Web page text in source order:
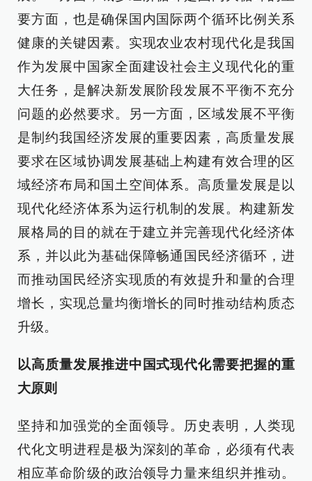
要方面，也是确保国内国际两个循环比例关系
健康的关键因素。实现农业农村现代化是我国
作为发展中国家全面建设社会主义现代化的重
大任务，是解决新发展阶段发展不平衡不充分
问题的必然要求。另一方面，区域发展不平衡
是制约我国经济发展的重要因素，高质量发展
要求在区域协调发展基础上构建有效合理的区
域经济布局和国土空间体系。高质量发展是以
现代化经济体系为运行机制的发展。构建新发
展格局的目的就在于建立并完善现代化经济体
系，并以此为基础保障畅通国民经济循环，进
而推动国民经济实现质的有效提升和量的合理
增长，实现总量均衡增长的同时推动结构质态
升级。
以高质量发展推进中国式现代化需要把握的重
大原则
坚持和加强党的全面领导。历史表明，人类现
代化文明进程是极为深刻的革命，必须有代表
相应革命阶级的政治领导力量来组织并推动。